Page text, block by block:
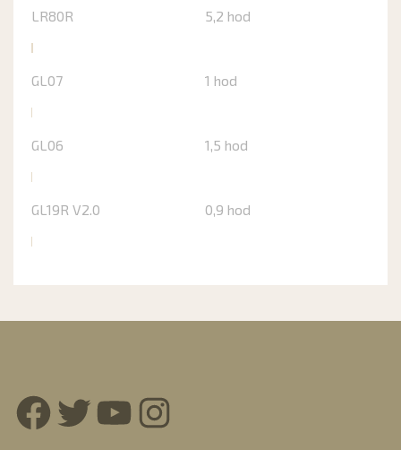
LR80R 5,2 hod
GL07 1 hod
GL06 1,5 hod
GL19R V2.0 0,9 hod
Facebook
Twitter
YouTube